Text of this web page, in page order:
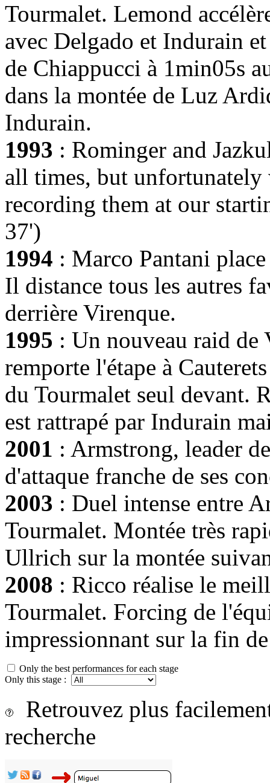
Tourmalet. Lemond
avec Delgado et Indurain
de Chiappucci à 1min05s
dans la montée de Luz
Indurain.
1993 : Rominger and
all times, but unfortunately
recording them at our
37')
1994 : Marco Pantani
Il distance tous les autres
derrière Virenque.
1995 : Un nouveau raid de
remporte l'étape à
du Tourmalet seul devant.
est rattrapé par Indurain
2001 : Armstrong, leader
d'attaque franche de ses
2003 : Duel intense entre
Tourmalet. Montée très
Ullrich sur la montée
2008 : Ricco réalise le
Tourmalet. Forcing de
impressionnant sur la fin
Only the best performances for each stage
Only this stage :
Retrouvez plus
recherche